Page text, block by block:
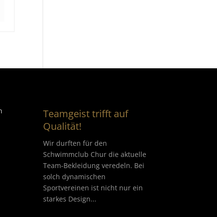
Teamgeist trifft auf
Qualität!
Wir durften für den
Schwimmclub Chur die aktuelle
Team-Bekleidung veredeln. Bei
solch dynamischen
Sportvereinen ist nicht nur ein
starkes Design...